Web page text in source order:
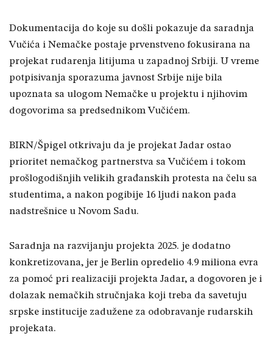
Dokumentacija do koje su došli pokazuje da saradnja
Vučića i Nemačke postaje prvenstveno fokusirana na
projekat rudarenja litijuma u zapadnoj Srbiji. U vreme
potpisivanja sporazuma javnost Srbije nije bila
upoznata sa ulogom Nemačke u projektu i njihovim
dogovorima sa predsednikom Vučićem.
BIRN/Špigel otkrivaju da je projekat Jadar ostao
prioritet nemačkog partnerstva sa Vučićem i tokom
prošlogodišnjih velikih građanskih protesta na čelu sa
studentima, a nakon pogibije 16 ljudi nakon pada
nadstrešnice u Novom Sadu.
Saradnja na razvijanju projekta 2025. je dodatno
konkretizovana, jer je Berlin opredelio 4.9 miliona evra
za pomoć pri realizaciji projekta Jadar, a dogovoren je i
dolazak nemačkih stručnjaka koji treba da savetuju
srpske institucije zadužene za odobravanje rudarskih
projekata.